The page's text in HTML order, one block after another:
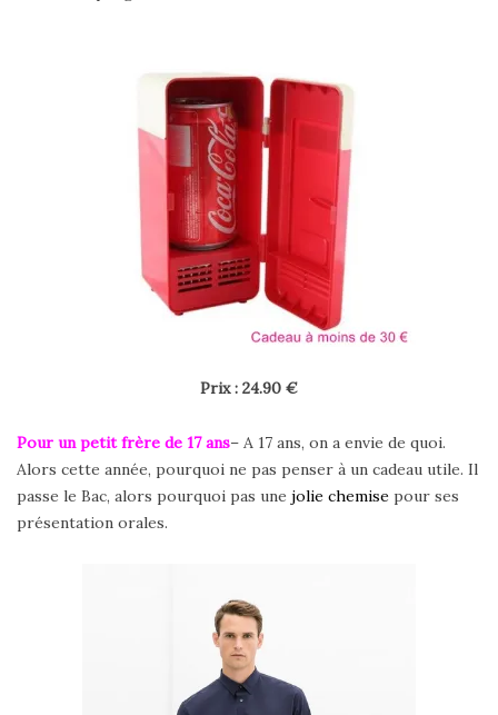
Prix : 24.90 €
Pour un petit frère de 17 ans– A 17 ans, on a envie de quoi.
Alors cette année, pourquoi ne pas penser à un cadeau utile. Il
passe le Bac, alors pourquoi pas une jolie chemise pour ses
présentation orales.